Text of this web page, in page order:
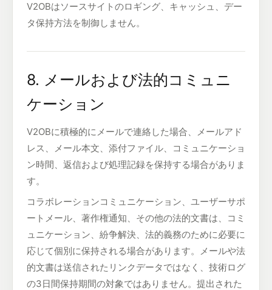
V2OBはソースサイトのロギング、キャッシュ、デー
タ保持方法を制御しません。
8. メールおよび法的コミュニ
ケーション
V2OBに積極的にメールで連絡した場合、メールアド
レス、メール本文、添付ファイル、コミュニケーショ
ン時間、返信および処理記録を保持する場合がありま
す。
コラボレーションコミュニケーション、ユーザーサポ
ートメール、著作権通知、その他の法的文書は、コミ
ュニケーション、紛争解決、法的義務のために必要に
応じて個別に保持される場合があります。メールや法
的文書は送信されたリンクデータではなく、技術ログ
の3日間保持期間の対象ではありません。提出された